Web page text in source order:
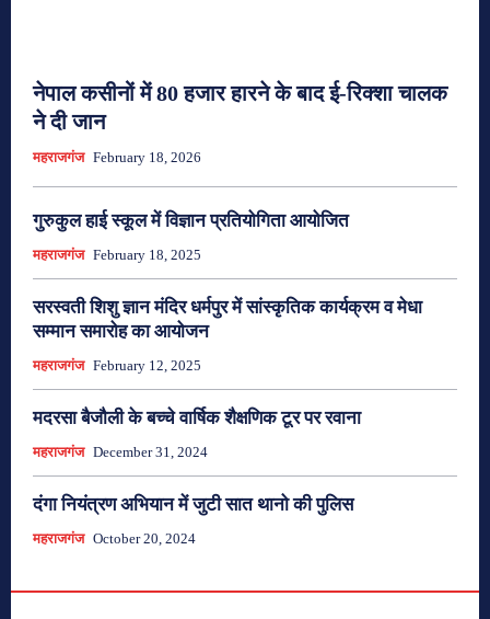
नेपाल कसीनों में 80 हजार हारने के बाद ई-रिक्शा चालक
ने दी जान
महराजगंज February 18, 2026
गुरुकुल हाई स्कूल में विज्ञान प्रतियोगिता आयोजित
महराजगंज February 18, 2025
सरस्वती शिशु ज्ञान मंदिर धर्मपुर में सांस्कृतिक कार्यक्रम व मेधा
सम्मान समारोह का आयोजन
महराजगंज February 12, 2025
मदरसा बैजौली के बच्चे वार्षिक शैक्षणिक टूर पर रवाना
महराजगंज December 31, 2024
दंगा नियंत्रण अभियान में जुटी सात थानो की पुलिस
महराजगंज October 20, 2024